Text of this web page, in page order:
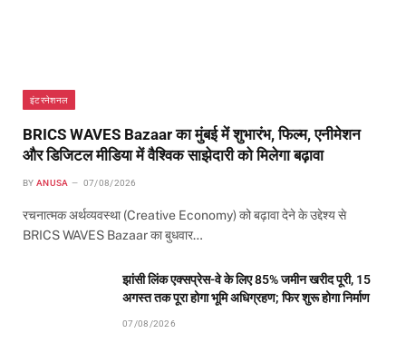
इंटरनेशनल
BRICS WAVES Bazaar का मुंबई में शुभारंभ, फिल्म, एनीमेशन
और डिजिटल मीडिया में वैश्विक साझेदारी को मिलेगा बढ़ावा
BY ANUSA 07/08/2026
रचनात्मक अर्थव्यवस्था (Creative Economy) को बढ़ावा देने के उद्देश्य से
BRICS WAVES Bazaar का बुधवार…
झांसी लिंक एक्सप्रेस-वे के लिए 85% जमीन खरीद पूरी, 15
अगस्त तक पूरा होगा भूमि अधिग्रहण; फिर शुरू होगा निर्माण
07/08/2026